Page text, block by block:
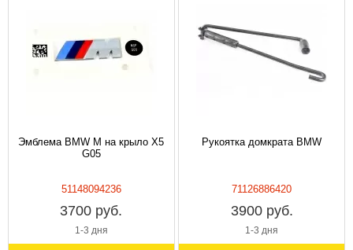
Эмблема BMW M на крыло X5
G05
51148094236
3700 руб.
1-3 дня
Рукоятка домкрата BMW
71126886420
3900 руб.
1-3 дня